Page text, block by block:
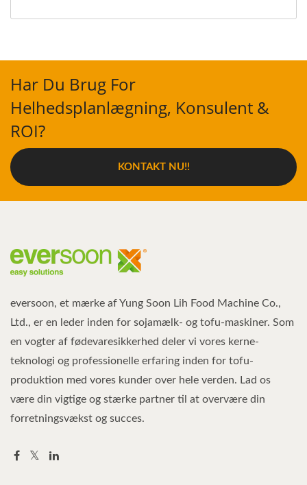
Har Du Brug For
Helhedsplanlægning, Konsulent &
ROI?
KONTAKT NU!!
eversoon, et mærke af Yung Soon Lih Food Machine Co.,
Ltd., er en leder inden for sojamælk- og tofu-maskiner. Som
en vogter af fødevaresikkerhed deler vi vores kerne-
teknologi og professionelle erfaring inden for tofu-
produktion med vores kunder over hele verden. Lad os
være din vigtige og stærke partner til at overvære din
forretningsvækst og succes.